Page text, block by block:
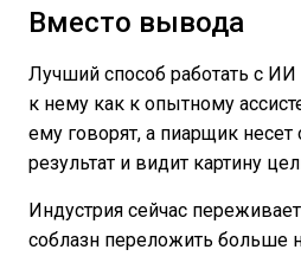
Вместо вывода
Лучший способ работать с ИИ
к нему как к опытному
ему говорят, а пиарщик несет
результат и видит картину
Индустрия сейчас
соблазн переложить больше